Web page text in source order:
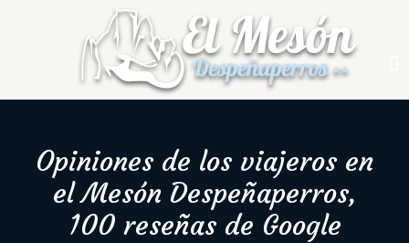
Opiniones de los viajeros en
el Mesón Despeñaperros,
100 reseñas de Google